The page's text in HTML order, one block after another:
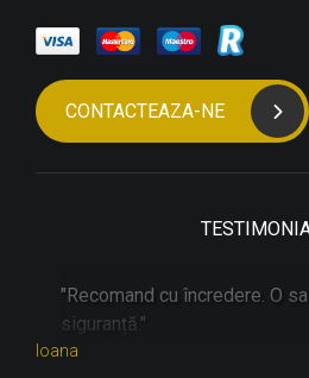
CONTACTEAZA-NE
"Recomand cu încredere. O
siguranță."
Ioana